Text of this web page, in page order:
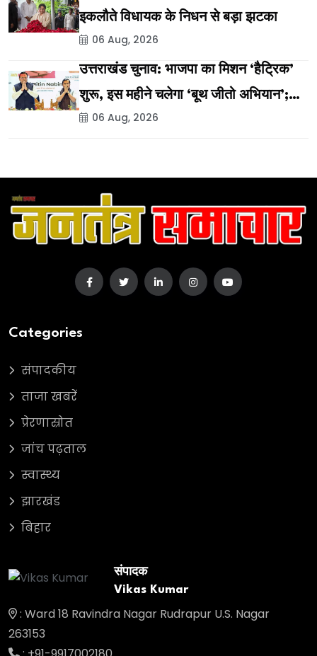
इकलौते विधायक के निधन से बड़ा झटका
06 Aug, 2026
उत्तराखंड चुनाव: भाजपा का मिशन ‘हैट्रिक’
शुरू, इस महीने चलेगा ‘बूथ जीतो अभियान’;
विकास यात्रा और लखपति दीदी सम्मेलन की
06 Aug, 2026
Categories
संपादकीय
ताजा खबरें
प्रेरणास्रोत
जांच पढ़ताल
स्वास्थ्य
झारखंड
बिहार
संपादक
Vikas Kumar
: Ward 18 Ravindra Nagar Rudrapur U.S. Nagar
263153